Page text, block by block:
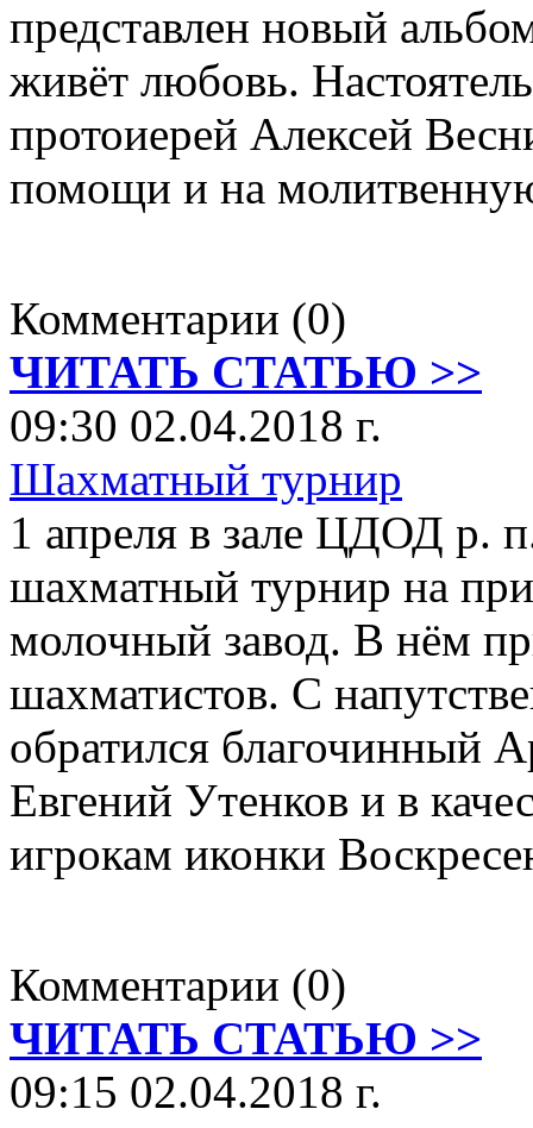
представлен новый
живёт любовь.
протоиерей Алексей
помощи и на
Комментарии (0)
ЧИТАТЬ СТАТЬЮ >>
09:30 02.04.2018 г.
Шахматный турнир
1 апреля в зале ЦДОД р.
шахматный турнир на
молочный завод. В нём
шахматистов. С
обратился благочинный
Евгений Утенков и в
игрокам иконки
Комментарии (0)
ЧИТАТЬ СТАТЬЮ >>
09:15 02.04.2018 г.